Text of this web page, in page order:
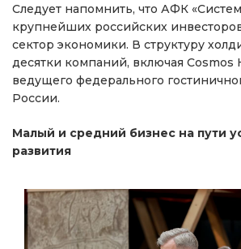
Следует напомнить, что АФК
крупнейших российских
сектор экономики. В структуру
десятки компаний, включая Cosmos
ведущего федерального
России.
Малый и средний бизнес на пути
развития